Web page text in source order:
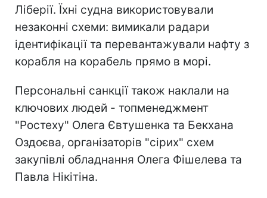
Ліберії. Їхні судна використовували
незаконні схеми: вимикали радари
ідентифікації та перевантажували нафту з
корабля на корабель прямо в морі.
Персональні санкції також наклали на
ключових людей - топменеджмент
"Ростеху" Олега Євтушенка та Бекхана
Оздоєва, організаторів "сірих" схем
закупівлі обладнання Олега Фішелева та
Павла Нікітіна.